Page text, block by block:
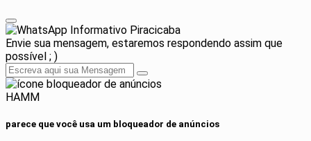
Informativo Piracicaba
Envie sua mensagem, estaremos respondendo assim que
possível ; )
HAMM
parece que você usa um bloqueador de anúncios